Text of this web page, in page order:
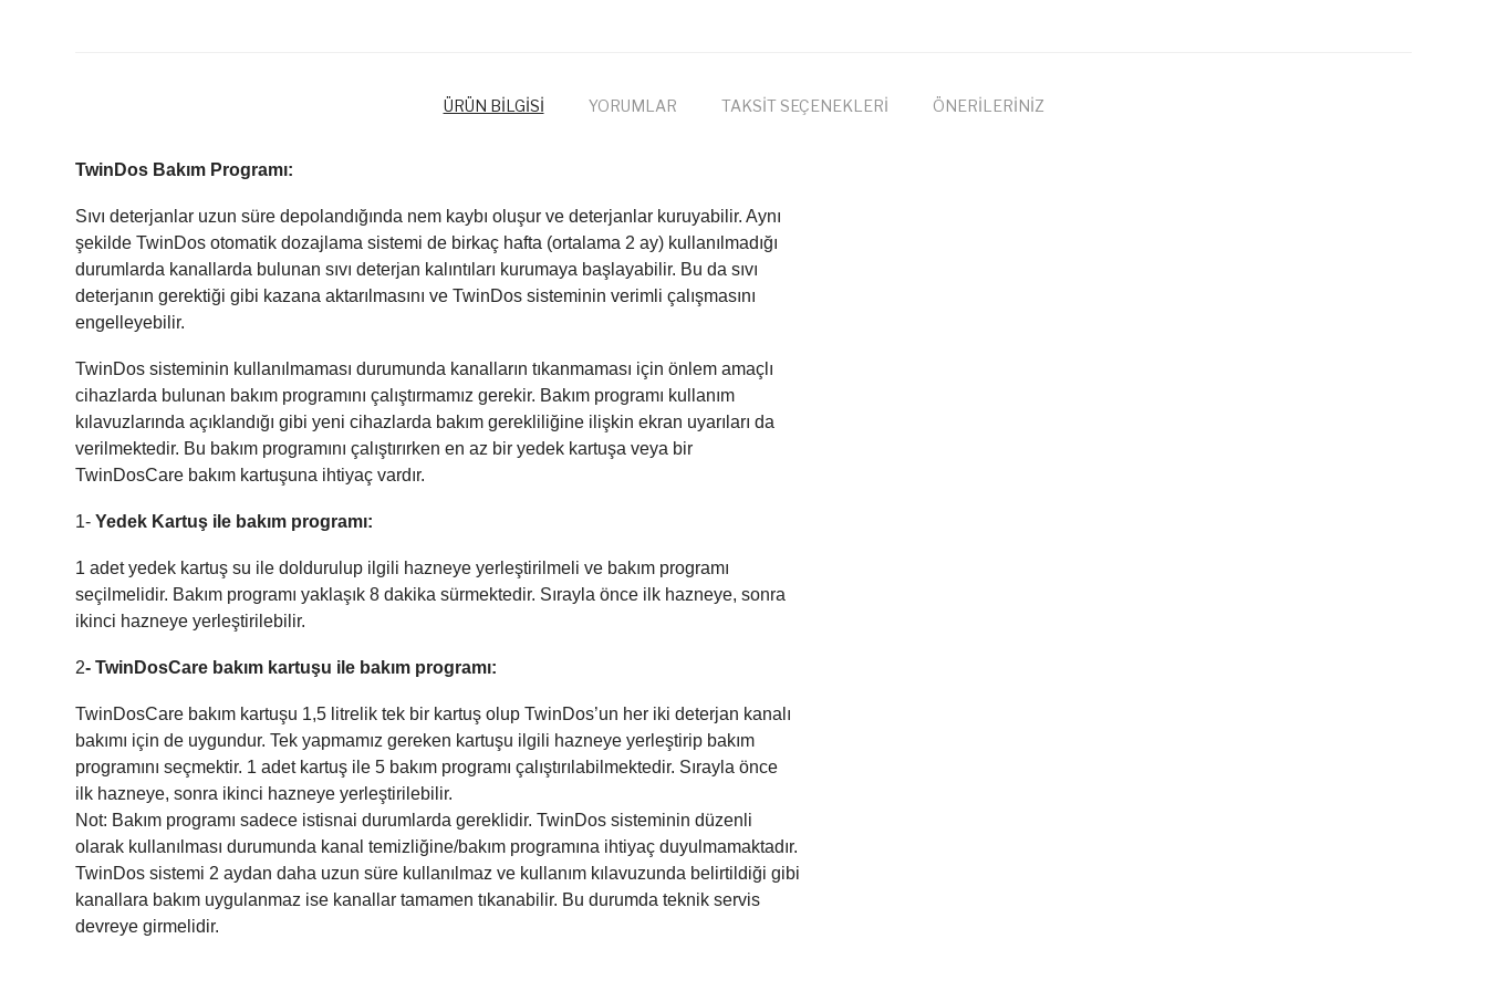
ÜRÜN BİLGİSİ YORUMLAR TAKSİT SEÇENEKLERİ ÖNERİLERİNİZ
TwinDos Bakım Programı:
Sıvı deterjanlar uzun süre depolandığında nem kaybı oluşur ve deterjanlar kuruyabilir. Aynı
şekilde TwinDos otomatik dozajlama sistemi de birkaç hafta (ortalama 2 ay) kullanılmadığı
durumlarda kanallarda bulunan sıvı deterjan kalıntıları kurumaya başlayabilir. Bu da sıvı
deterjanın gerektiği gibi kazana aktarılmasını ve TwinDos sisteminin verimli çalışmasını
engelleyebilir.
TwinDos sisteminin kullanılmaması durumunda kanalların tıkanmaması için önlem amaçlı
cihazlarda bulunan bakım programını çalıştırmamız gerekir. Bakım programı kullanım
kılavuzlarında açıklandığı gibi yeni cihazlarda bakım gerekliliğine ilişkin ekran uyarıları da
verilmektedir. Bu bakım programını çalıştırırken en az bir yedek kartuşa veya bir
TwinDosCare bakım kartuşuna ihtiyaç vardır.
1- Yedek Kartuş ile bakım programı:
1 adet yedek kartuş su ile doldurulup ilgili hazneye yerleştirilmeli ve bakım programı
seçilmelidir. Bakım programı yaklaşık 8 dakika sürmektedir. Sırayla önce ilk hazneye, sonra
ikinci hazneye yerleştirilebilir.
2- TwinDosCare bakım kartuşu ile bakım programı:
TwinDosCare bakım kartuşu 1,5 litrelik tek bir kartuş olup TwinDos’un her iki deterjan kanalı
bakımı için de uygundur. Tek yapmamız gereken kartuşu ilgili hazneye yerleştirip bakım
programını seçmektir. 1 adet kartuş ile 5 bakım programı çalıştırılabilmektedir. Sırayla önce
ilk hazneye, sonra ikinci hazneye yerleştirilebilir.
Not: Bakım programı sadece istisnai durumlarda gereklidir. TwinDos sisteminin düzenli
olarak kullanılması durumunda kanal temizliğine/bakım programına ihtiyaç duyulmamaktadır.
TwinDos sistemi 2 aydan daha uzun süre kullanılmaz ve kullanım kılavuzunda belirtildiği gibi
kanallara bakım uygulanmaz ise kanallar tamamen tıkanabilir. Bu durumda teknik servis
devreye girmelidir.